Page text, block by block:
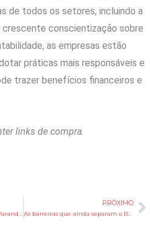
de todos os setores, incluindo a
crescente conscientização sobre
as empresas estão
práticas mais responsáveis e
trazer benefícios financeiros e
links de compra.
PRÓXIMO
As barreiras que ainda separam o Brasil do futuro do armazenamento de energia em baterias